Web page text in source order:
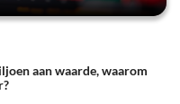
aan waarde, waarom